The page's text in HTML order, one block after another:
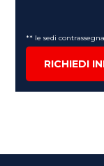
** le sedi
RICHIEDI